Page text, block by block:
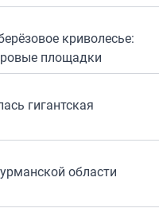
криволесье:
площадки
гигантская
области